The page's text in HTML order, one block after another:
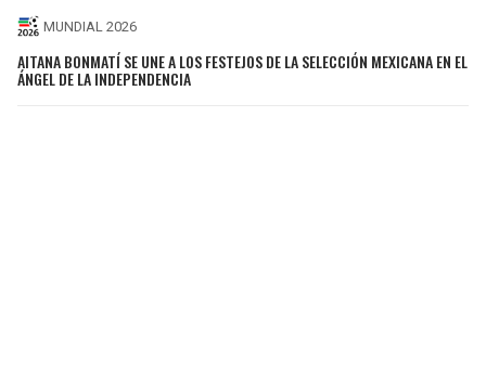
MUNDIAL 2026
AITANA BONMATÍ SE UNE A LOS FESTEJOS DE LA SELECCIÓN MEXICANA EN EL
ÁNGEL DE LA INDEPENDENCIA